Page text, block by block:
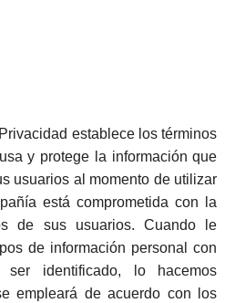
establece los términos
y protege la información que
usuarios al momento de utilizar
está comprometida con la
de sus usuarios. Cuando le
de información personal con
identificado, lo hacemos
empleará de acuerdo con los